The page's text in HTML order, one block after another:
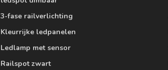
3-fase railverlichting
Kleurrijke ledpanelen
Ledlamp met sensor
Railspot zwart